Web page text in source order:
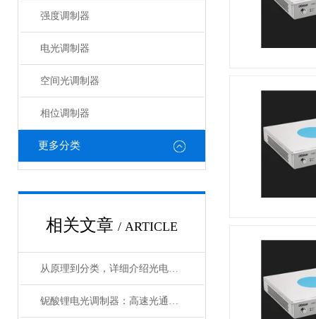
强度调制器
电光调制器
空间光调制器
相位调制器
更多分类
相关文章 / ARTICLE
从原理到分类，详细介绍光电探测器
铌酸锂电光调制器：高速光通信的关键技术